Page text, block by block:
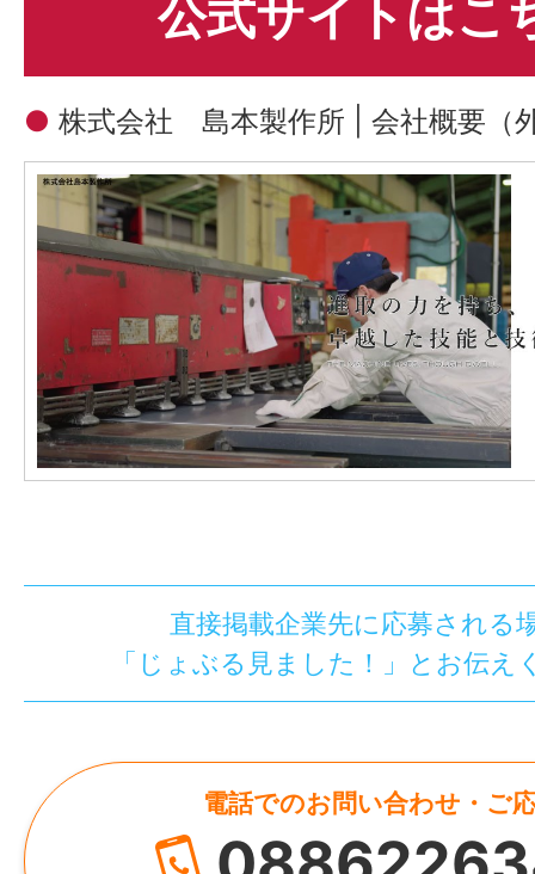
公式サイトはこ
● 株式会社 島本製作所 | 会社概要
直接掲載企業先に応募される
「じょぶる見ました！」とお伝え
電話でのお問い合わせ・ご